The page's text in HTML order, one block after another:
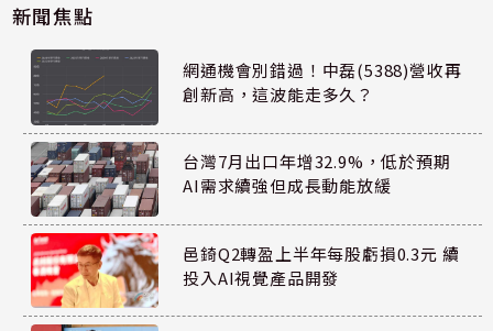
新聞焦點
網通機會別錯過！中磊(5388)營收再
創新高，這波能走多久？
台灣7月出口年增32.9%，低於預期
AI需求續強但成長動能放緩
邑錡Q2轉盈上半年每股虧損0.3元 續
投入AI視覺產品開發